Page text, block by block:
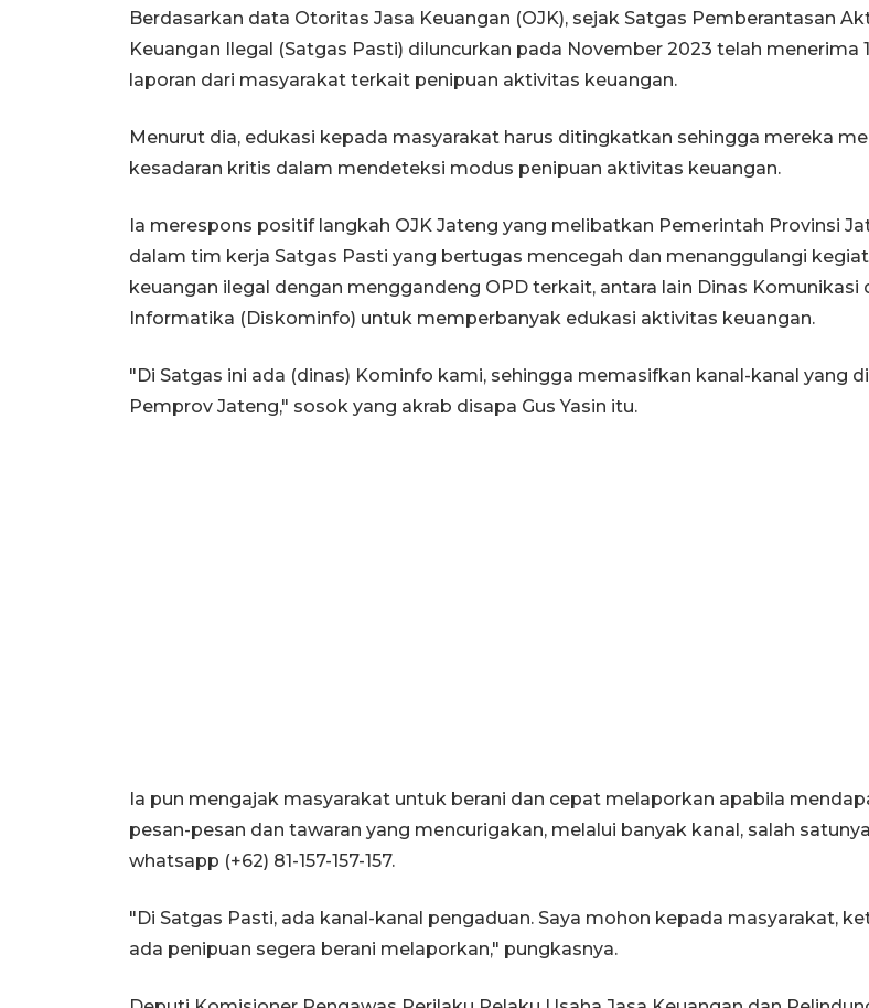
Berdasarkan data Otoritas Jasa Keuangan (OJK), sejak Satgas Pemberantasan
Keuangan Ilegal (Satgas Pasti) diluncurkan pada November 2023 telah menerima
laporan dari masyarakat terkait penipuan aktivitas keuangan.
Menurut dia, edukasi kepada masyarakat harus ditingkatkan sehingga mereka
kesadaran kritis dalam mendeteksi modus penipuan aktivitas keuangan.
Ia merespons positif langkah OJK Jateng yang melibatkan Pemerintah Provinsi
dalam tim kerja Satgas Pasti yang bertugas mencegah dan menanggulangi
keuangan ilegal dengan menggandeng OPD terkait, antara lain Dinas Komunikasi
Informatika (Diskominfo) untuk memperbanyak edukasi aktivitas keuangan.
"Di Satgas ini ada (dinas) Kominfo kami, sehingga memasifkan kanal-kanal yang
Pemprov Jateng," sosok yang akrab disapa Gus Yasin itu.
Ia pun mengajak masyarakat untuk berani dan cepat melaporkan apabila
pesan-pesan dan tawaran yang mencurigakan, melalui banyak kanal, salah
whatsapp (+62) 81-157-157-157.
"Di Satgas Pasti, ada kanal-kanal pengaduan. Saya mohon kepada masyarakat,
ada penipuan segera berani melaporkan," pungkasnya.